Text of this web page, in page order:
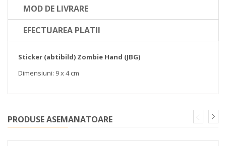
MOD DE LIVRARE
EFECTUAREA PLATII
Sticker (abtibild) Zombie Hand (JBG)
Dimensiuni: 9 x 4 cm
PRODUSE ASEMANATOARE